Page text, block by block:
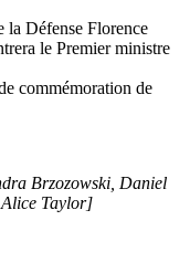
la Défense Florence
le Premier ministre
commémoration de
Brzozowski, Daniel
Taylor]